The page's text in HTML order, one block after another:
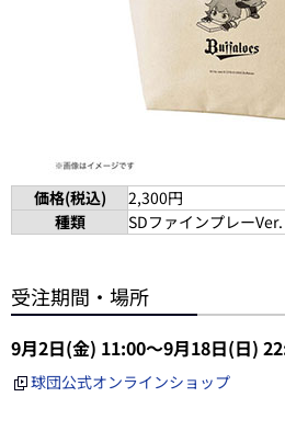
価格(税込)
2,300円
種類
SDファインプレーVer.
受注期間・場所
9月2日(金) 11:00～9月18日(日)
球団公式オンラインショップ